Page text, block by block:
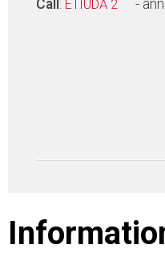
Call : ETIUDA 2 -